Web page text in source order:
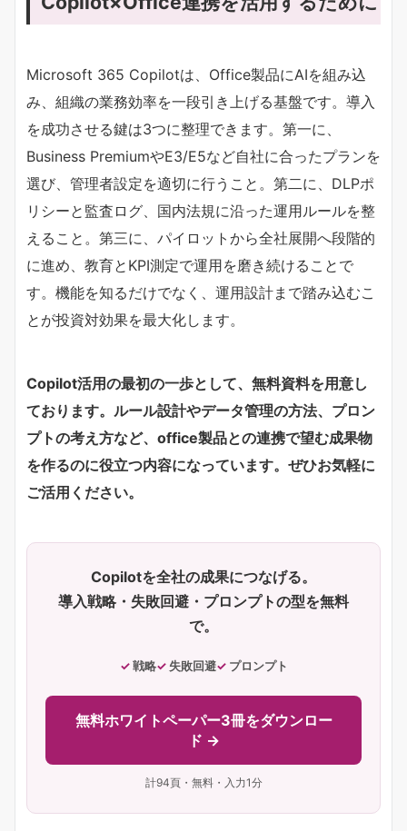
Microsoft 365 Copilotは、Office製品にAIを組み込
み、組織の業務効率を一段引き上げる基盤です。導入
を成功させる鍵は3つに整理できます。第一に、
Business PremiumやE3/E5など自社に合ったプランを
選び、管理者設定を適切に行うこと。第二に、DLPポ
リシーと監査ログ、国内法規に沿った運用ルールを整
えること。第三に、パイロットから全社展開へ段階的
に進め、教育とKPI測定で運用を磨き続けることで
す。機能を知るだけでなく、運用設計まで踏み込むこ
とが投資対効果を最大化します。
Copilot活用の最初の一歩として、無料資料を用意し
ております。ルール設計やデータ管理の方法、プロン
プトの考え方など、office製品との連携で望む成果物
を作るのに役立つ内容になっています。ぜひお気軽に
ご活用ください。
Copilotを全社の成果につなげる。
導入戦略・失敗回避・プロンプトの型を無料
で。
戦略 失敗回避 プロンプト
無料ホワイトペーパー3冊をダウンロー
ド →
計94頁・無料・入力1分